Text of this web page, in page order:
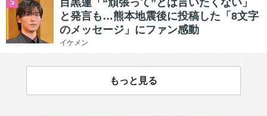
5
目黒蓮「“頑張って”とは言いたくない」
と発言も…熊本地震後に投稿した「8文字
のメッセージ」にファン感動
イケメン
もっと見る